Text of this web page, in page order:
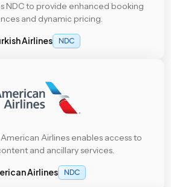
NDC to provide enhanced booking
and dynamic pricing.
Airlines NDC
Airlines enables access to
and ancillary services.
Airlines NDC